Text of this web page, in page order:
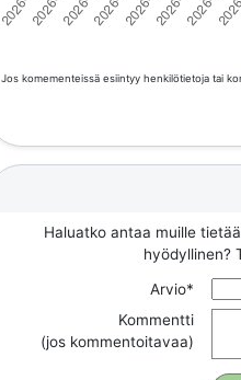
Jos komementeissä esiintyy henkilötietoja tai
Haluatko antaa muille
hyödyllinen?
Arvio*
Kommentti
(jos kommentoitavaa)